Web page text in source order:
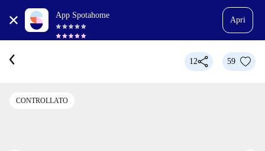
App Spotahome
Apri
12 59
CONTROLLATO